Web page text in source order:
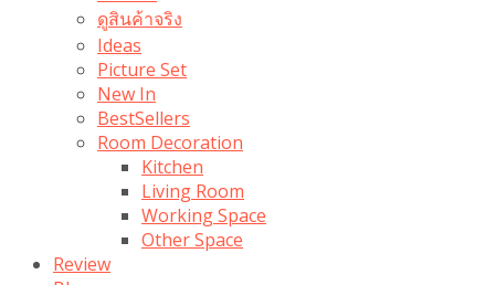
ดูสินค้าจริง
Ideas
Picture Set
New In
BestSellers
Room Decoration
Kitchen
Living Room
Working Space
Other Space
Review